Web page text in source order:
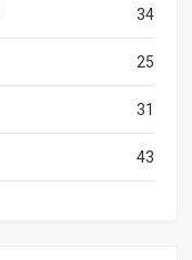
34
25
31
43